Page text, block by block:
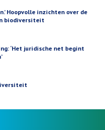
Hoopvolle inzichten over de
biodiversiteit
‘Het juridische net begint